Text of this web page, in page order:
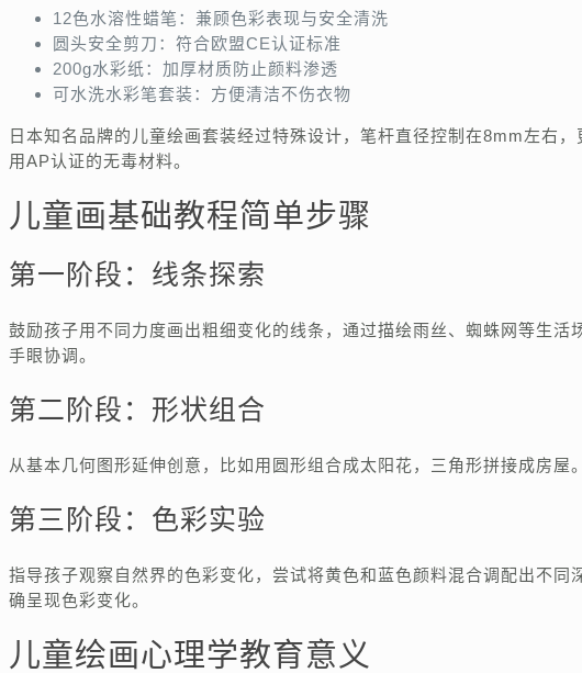
12色水溶性蜡笔：兼顾色彩表现与安全清洗
圆头安全剪刀：符合欧盟CE认证标准
200g水彩纸：加厚材质防止颜料渗透
可水洗水彩笔套装：方便清洁不伤衣物
日本知名品牌的儿童绘画套装经过特殊设计，笔杆直径控制在8mm左右
用AP认证的无毒材料。
儿童画基础教程简单步骤
第一阶段：线条探索
鼓励孩子用不同力度画出粗细变化的线条，通过描绘雨丝、蜘蛛网等生
手眼协调。
第二阶段：形状组合
从基本几何图形延伸创意，比如用圆形组合成太阳花，三角形拼接成房屋
第三阶段：色彩实验
指导孩子观察自然界的色彩变化，尝试将黄色和蓝色颜料混合调配出不
确呈现色彩变化。
儿童绘画心理学教育意义